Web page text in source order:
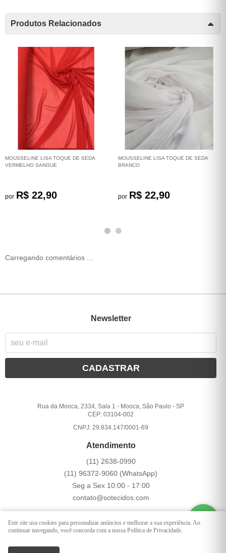
Produtos Relacionados
MOUSSELINE LISA TOQUE DE SEDA
VERMELHO SANGUE
por R$ 22,90
MOUSSELINE LISA TOQUE DE SEDA
BRANCO
por R$ 22,90
Carregando comentários ...
Newsletter
CADASTRAR
Rua da Mooca, 2334, Sala 1 - Mooca, São Paulo -SP
CEP: 03104-002
CNPJ: 29.834.147/0001-69
Atendimento
(11) 2638-0990
(11) 96372-9060 (WhatsApp)
Seg a Sex 10:00 - 17:00
contato@sotecidos.com
LOJA VIRTUAL CRIADA POR
Este site usa cookies para personalizar anúncios e melhorar a sua experiência. Ao
continuar navegando, você concorda com a nossa Política de Privacidade.